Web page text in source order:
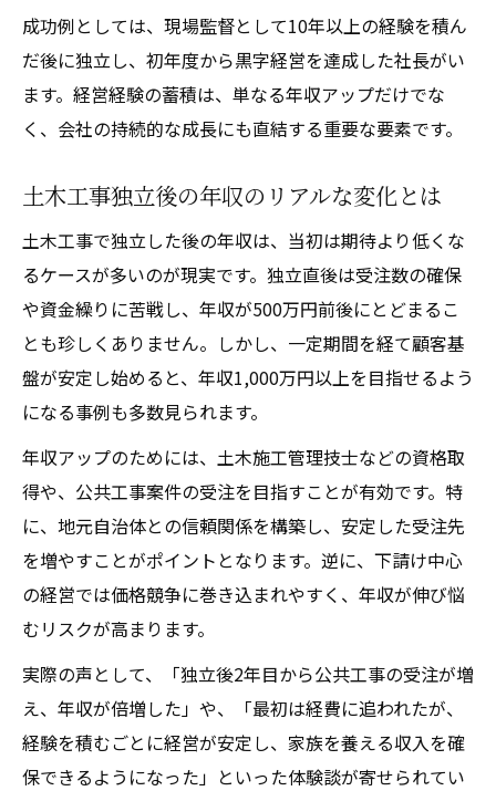
成功例としては、現場監督として10年以上の経験を積ん
だ後に独立し、初年度から黒字経営を達成した社長がい
ます。経営経験の蓄積は、単なる年収アップだけでな
く、会社の持続的な成長にも直結する重要な要素です。
土木工事独立後の年収のリアルな変化とは
土木工事で独立した後の年収は、当初は期待より低くな
るケースが多いのが現実です。独立直後は受注数の確保
や資金繰りに苦戦し、年収が500万円前後にとどまるこ
とも珍しくありません。しかし、一定期間を経て顧客基
盤が安定し始めると、年収1,000万円以上を目指せるよう
になる事例も多数見られます。
年収アップのためには、土木施工管理技士などの資格取
得や、公共工事案件の受注を目指すことが有効です。特
に、地元自治体との信頼関係を構築し、安定した受注先
を増やすことがポイントとなります。逆に、下請け中心
の経営では価格競争に巻き込まれやすく、年収が伸び悩
むリスクが高まります。
実際の声として、「独立後2年目から公共工事の受注が増
え、年収が倍増した」や、「最初は経費に追われたが、
経験を積むごとに経営が安定し、家族を養える収入を確
保できるようになった」といった体験談が寄せられてい